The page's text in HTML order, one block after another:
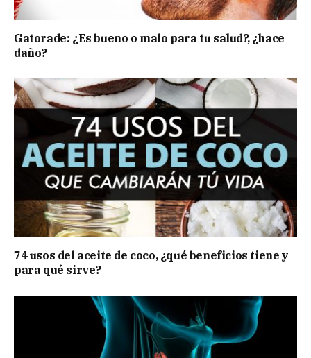
Gatorade: ¿Es bueno o malo para tu salud?, ¿hace
daño?
74 usos del aceite de coco, ¿qué beneficios tiene y
para qué sirve?